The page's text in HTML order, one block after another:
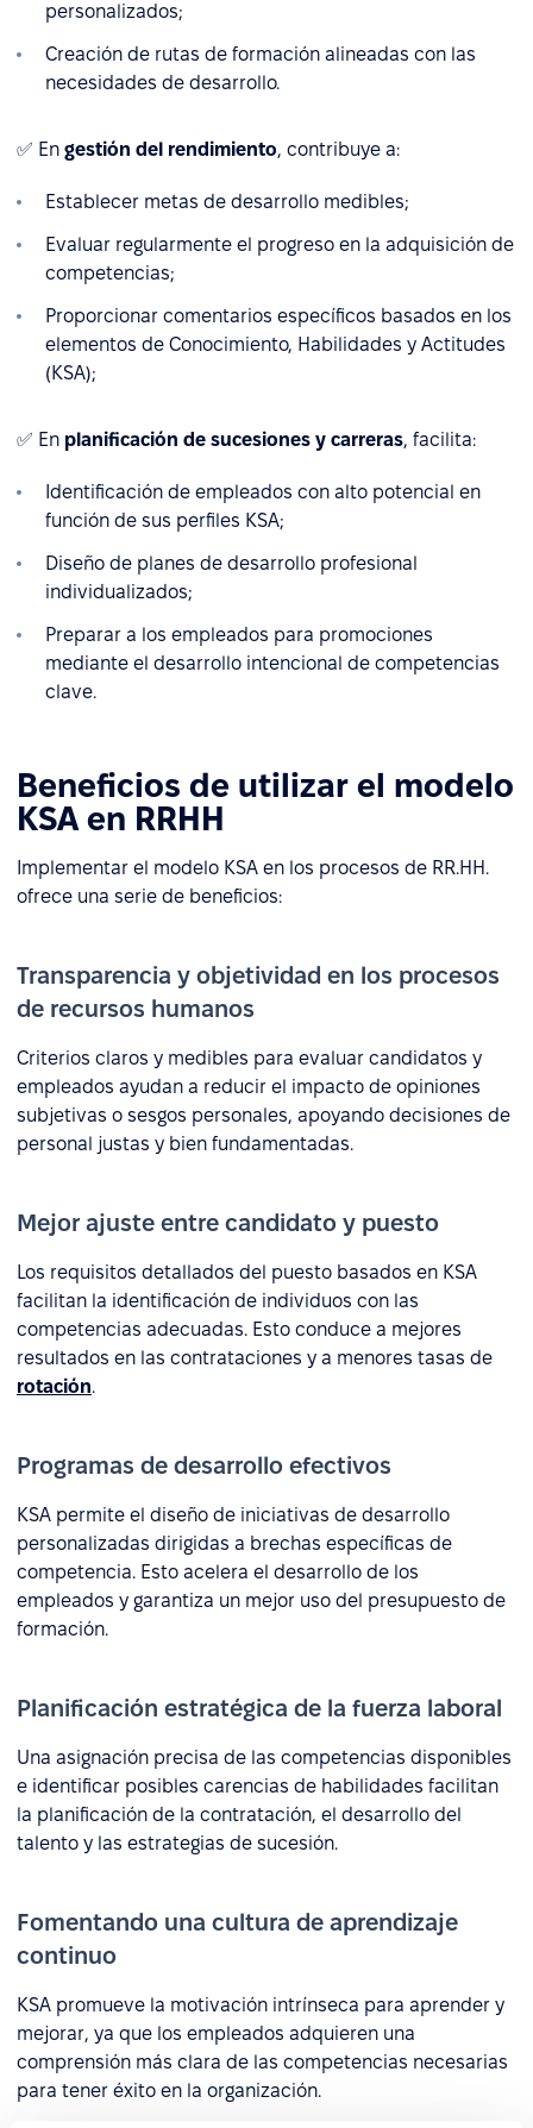
personalizados;
Creación de rutas de formación alineadas con las
necesidades de desarrollo.
✅ En gestión del rendimiento, contribuye a:
Establecer metas de desarrollo medibles;
Evaluar regularmente el progreso en la adquisición de
competencias;
Proporcionar comentarios específicos basados en los
elementos de Conocimiento, Habilidades y Actitudes
(KSA);
✅ En planificación de sucesiones y carreras, facilita:
Identificación de empleados con alto potencial en
función de sus perfiles KSA;
Diseño de planes de desarrollo profesional
individualizados;
Preparar a los empleados para promociones
mediante el desarrollo intencional de competencias
clave.
Beneficios de utilizar el modelo
KSA en RRHH
Implementar el modelo KSA en los procesos de RR.HH.
ofrece una serie de beneficios:
Transparencia y objetividad en los procesos
de recursos humanos
Criterios claros y medibles para evaluar candidatos y
empleados ayudan a reducir el impacto de opiniones
subjetivas o sesgos personales, apoyando decisiones de
personal justas y bien fundamentadas.
Mejor ajuste entre candidato y puesto
Los requisitos detallados del puesto basados en KSA
facilitan la identificación de individuos con las
competencias adecuadas. Esto conduce a mejores
resultados en las contrataciones y a menores tasas de
rotación.
Programas de desarrollo efectivos
KSA permite el diseño de iniciativas de desarrollo
personalizadas dirigidas a brechas específicas de
competencia. Esto acelera el desarrollo de los
empleados y garantiza un mejor uso del presupuesto de
formación.
Planificación estratégica de la fuerza laboral
Una asignación precisa de las competencias disponibles
e identificar posibles carencias de habilidades facilitan
la planificación de la contratación, el desarrollo del
talento y las estrategias de sucesión.
Fomentando una cultura de aprendizaje
continuo
KSA promueve la motivación intrínseca para aprender y
mejorar, ya que los empleados adquieren una
comprensión más clara de las competencias necesarias
para tener éxito en la organización.